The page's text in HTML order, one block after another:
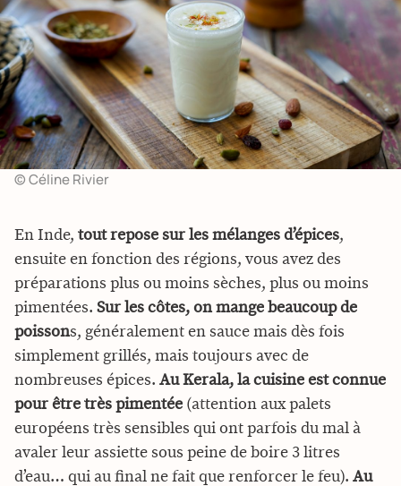
© Céline Rivier
En Inde, tout repose sur les mélanges d’épices,
ensuite en fonction des régions, vous avez des
préparations plus ou moins sèches, plus ou moins
pimentées. Sur les côtes, on mange beaucoup de
poissons, généralement en sauce mais dès fois
simplement grillés, mais toujours avec de
nombreuses épices. Au Kerala, la cuisine est connue
pour être très pimentée (attention aux palets
européens très sensibles qui ont parfois du mal à
avaler leur assiette sous peine de boire 3 litres
d’eau… qui au final ne fait que renforcer le feu). Au